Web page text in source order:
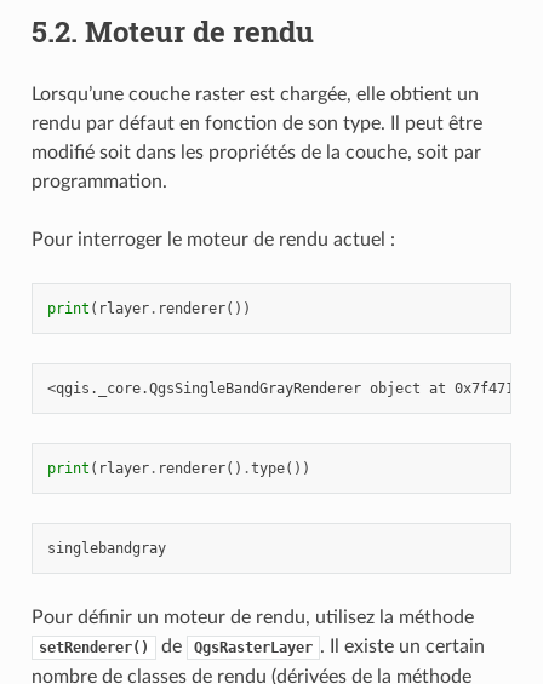
5.2. Moteur de rendu
Lorsqu’une couche raster est chargée, elle obtient un
rendu par défaut en fonction de son type. Il peut être
modifié soit dans les propriétés de la couche, soit par
programmation.
Pour interroger le moteur de rendu actuel :
print ( rlayer. renderer())
print ( rlayer. renderer() .type())
singlebandgray
Pour définir un moteur de rendu, utilisez la méthode
setRenderer() de QgsRasterLayer . Il existe un certain
nombre de classes de rendu (dérivées de la méthode